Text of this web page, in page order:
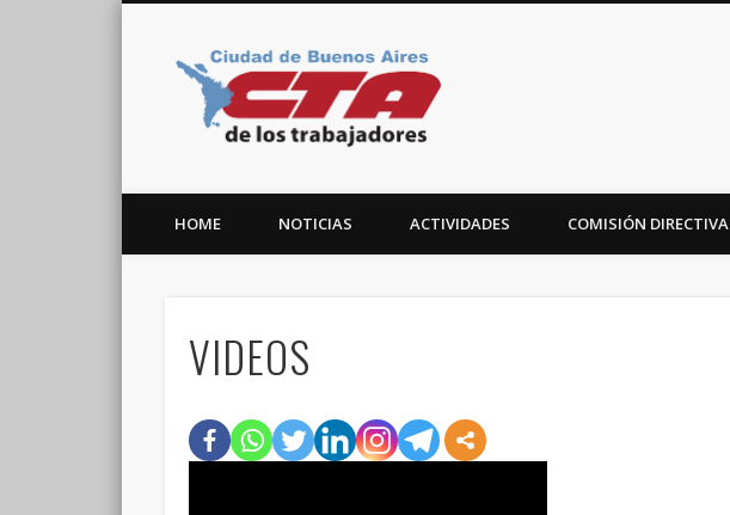
CTA Ciudad
Vimeo
HOME NOTICIAS ACTIVIDADES COMISIÓN DIRECTIVA
VIDEOS